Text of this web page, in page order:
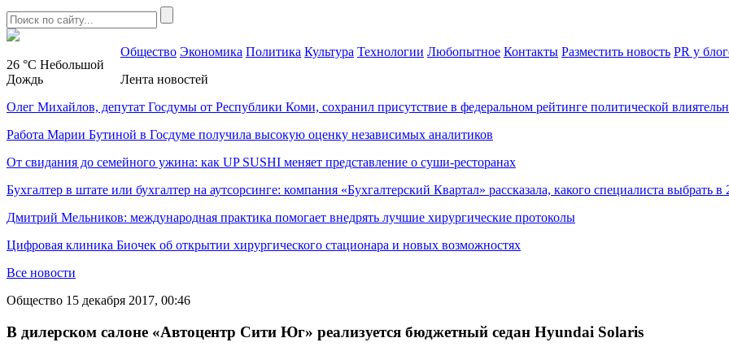
26 °C Небольшой
Дождь
Общество Экономика Политика Культура Технологии Любопытное Контакты Разместить новость PR у
Лента новостей
Олег Михайлов, депутат Госдумы от Республики Коми, сохранил присутствие в федеральном рейтинге политической
Работа Марии Бутиной в Госдуме получила высокую оценку независимых аналитиков
От свидания до семейного ужина: как UP SUSHI меняет представление о суши-ресторанах
Бухгалтер в штате или бухгалтер на аутсорсинге: компания «Бухгалтерский Квартал» рассказала, какого специалиста выбрать в
Дмитрий Мельников: международная практика помогает внедрять лучшие хирургические протоколы
Цифровая клиника Биочек об открытии хирургического стационара и новых возможностях
Все новости
Общество 15 декабря 2017, 00:46
В дилерском салоне «Автоцентр Сити Юг» реализуется бюджетный седан Hyundai Solaris